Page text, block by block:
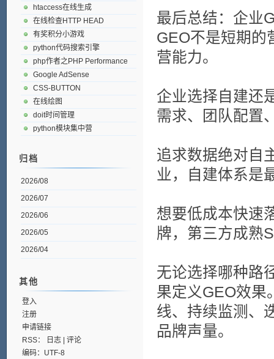
最后总结：企业
GEO不是短期的
营能力。
企业选择自建还
需求、团队配置
追求数据绝对自
业，自建体系是
想要低成本快速
牌，第三方成熟
无论选择哪种路
果定义GEO效果
线、持续监测、
品牌声量。
htaccess在线生成
在线检查HTTP HEAD
有奖积分小游戏
python代码搜索引擎
php作者之PHP Performance
Google AdSense
CSS-BUTTON
在线绘图
doit时间管理
python模块集中营
归档
2026/08
2026/07
2026/06
2026/05
2026/04
其他
登入
注册
申请链接
RSS：
日志| 评论
编码：UTF-8